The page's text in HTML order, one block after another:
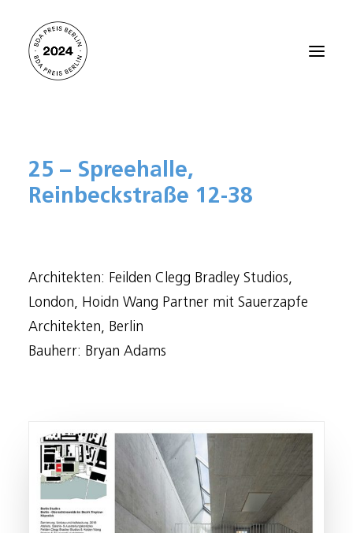
Alle Projekte 2024
Preisträger:innen 2021
Über den BDA PREIS BERLIN
Kontakt
25 – Spreehalle,
Reinbeckstraße 12-38
Architekten: Feilden Clegg Bradley Studios,
London, Hoidn Wang Partner mit Sauerzapfe
Architekten, Berlin
Bauherr: Bryan Adams